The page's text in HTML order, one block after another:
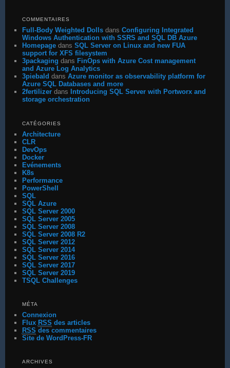
COMMENTAIRES
Full-Body Weighted Dollsdans Configuring Integrated
Windows Authentication with SSRS and SQL DB Azure
Homepagedans SQL Server on Linux and new FUA
support for XFS filesystem
3packaging dans FinOps with Azure Cost management
and Azure Log Analytics
3piebald dans Azure monitor as observability platform for
Azure SQL Databases and more
2fertilizerdans
Introducing SQL Server with Portworx and
storage orchestration
CATÉGORIES
Architecture
CLR
DevOps
Docker
Evénements
K8s
Performance
PowerShell
SQL
SQL Azure
SQL Server 2000
SQL Server 2005
SQL Server 2008
SQL Server 2008 R2
SQL Server 2012
SQL Server 2014
SQL Server 2016
SQL Server 2017
SQL Server 2019
TSQL Challenges
MÉTA
Connexion
Flux RSS des articles
RSS des commentaires
Site de WordPress-FR
ARCHIVES